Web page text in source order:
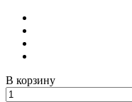
В корзину